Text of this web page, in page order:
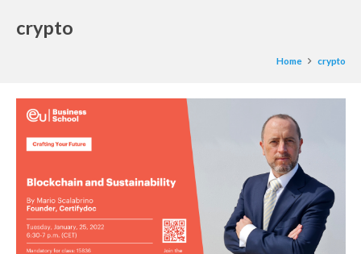
crypto
Home crypto